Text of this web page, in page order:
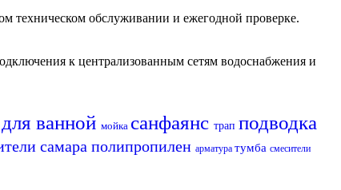
техническом обслуживании и ежегодной проверке.
к централизованным сетям водоснабжения и
ванной мойка санфаянс трап подводка
самара полипропилен арматура тумба смесители